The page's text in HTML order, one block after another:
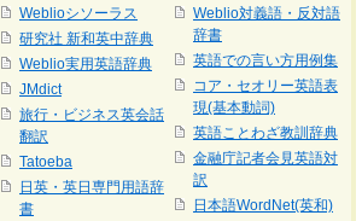
Weblioシソーラス
研究社 新和英中辞典
Weblio実用英語辞典
JMdict
旅行・ビジネス英会話
翻訳
Tatoeba
日英・英日専門用語辞
書
Weblio対義語・反対語
辞書
英語での言い方用例集
コア・セオリー英語表
現(基本動詞)
英語ことわざ教訓辞典
金融庁記者会見英語対
訳
日本語WordNet(英和)